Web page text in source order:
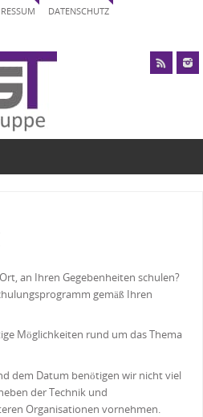
DATENSCHUTZ
an Ihren Gegebenheiten schulen?
gemäß Ihren
Möglichkeiten rund um das Thema
dem Datum benötigen wir nicht viel
der Technik und
Organisationen vornehmen.